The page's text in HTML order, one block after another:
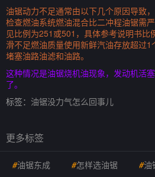
油锯动力不足通常由以下几个原因导致
检查燃油系统燃油混合比二冲程油锯需
见比例为251或501，具体参考说明书比
滑不足燃油质量使用新鲜汽油存放超过
堵塞油路油滤和油路。
这种情况是油锯烧机油现象，发动机活
了。
标签： 油锯没力气怎么回事儿
更多标签
#油锯东成 #怎样选油锯 #油